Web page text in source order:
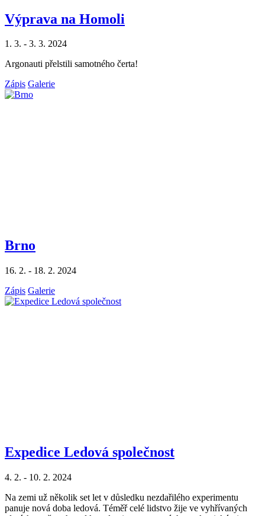
Výprava na Homoli
1. 3. - 3. 3. 2024
Argonauti přelstili samotného čerta!
Zápis Galerie
Brno
16. 2. - 18. 2. 2024
Zápis Galerie
Expedice Ledová společnost
4. 2. - 10. 2. 2024
Na zemi už několik set let v důsledku nezdařilého experimentu
panuje nová doba ledová. Téměř celé lidstvo žije ve vyhřívaných